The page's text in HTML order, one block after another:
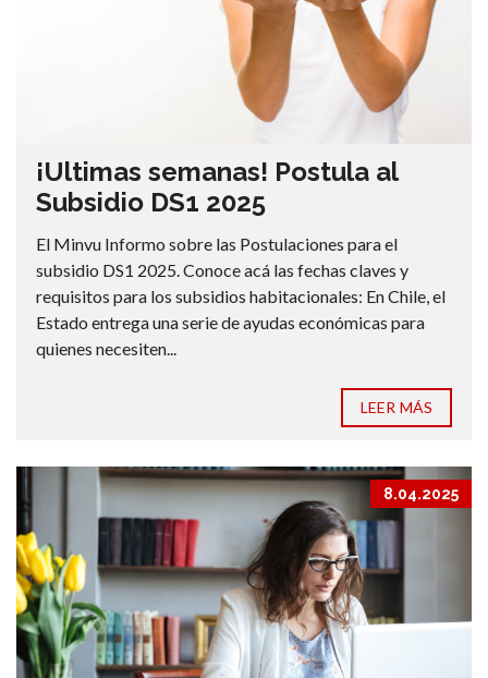
¡Ultimas semanas! Postula al
Subsidio DS1 2025
El Minvu Informo sobre las Postulaciones para el
subsidio DS1 2025. Conoce acá las fechas claves y
requisitos para los subsidios habitacionales: En Chile, el
Estado entrega una serie de ayudas económicas para
quienes necesiten...
LEER MÁS
8.04.2025